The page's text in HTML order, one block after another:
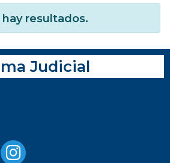
hay resultados.
Judicial